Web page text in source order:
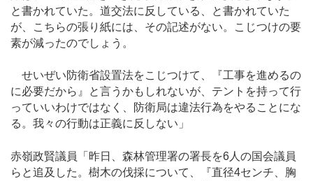
と書かれていた。道交法に反している、と書かれていた
が、こちらの張り紙には、その記述がない。こじつけの要
素が減ったのでしょう。
せいぜい防衛省設置法をこじつけて、『工事を進めるの
に必要だから』と言うかもしれないが、テントを持って行
っていいわけではなく、防衛局は違法行為をやることにな
る。我々の行動は正義に反しない」
赤嶺政賢議員「昨日、森林管理署の署長を6人の国会議員
らと追及した。樹木の伐採について、『直径4センチ、胸